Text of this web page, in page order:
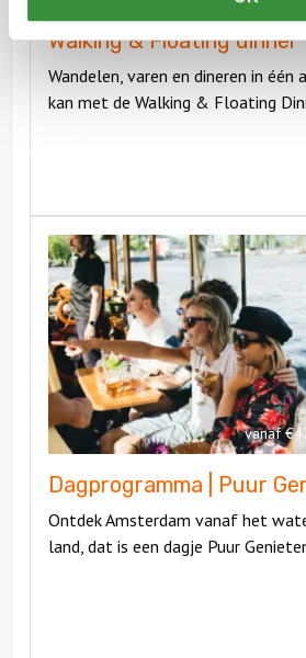
Walking & Floating dinner
Wandelen, varen en dineren in één
kan met de Walking & Floating
vanaf
Dagprogramma | Puur
Ontdek Amsterdam vanaf het
land, dat is een dagje Puur
Bekijk
Dagprogramma
Puur
Genieten